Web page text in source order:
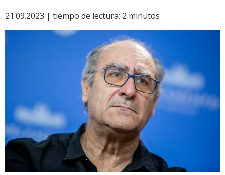
21.09.2023 | tiempo de lectura: 2 minutos